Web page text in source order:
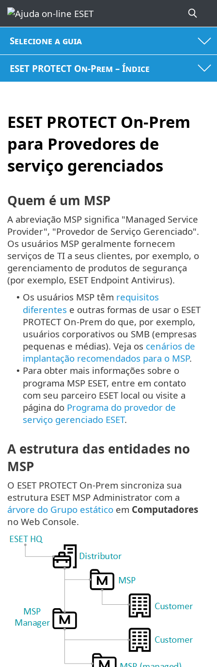
Selecione a guia
ESET PROTECT On-Prem – Índice
ESET PROTECT On-Prem
para Provedores de
serviço gerenciados
Quem é um MSP
A abreviação MSP significa "Managed Service
Provider", "Provedor de Serviço Gerenciado".
Os usuários MSP geralmente fornecem
serviços de TI a seus clientes, por exemplo, o
gerenciamento de produtos de segurança
(por exemplo, ESET Endpoint Antivirus).
• Os usuários MSP têm requisitos
diferentes e outras formas de usar o ESET
PROTECT On-Prem do que, por exemplo,
usuários corporativos ou SMB (empresas
pequenas e médias). Veja os cenários de
implantação recomendados para o MSP.
• Para obter mais informações sobre o
programa MSP ESET, entre em contato
com seu parceiro ESET local ou visite a
página do Programa do provedor de
serviço gerenciado ESET.
A estrutura das entidades no
MSP
O ESET PROTECT On-Prem sincroniza sua
estrutura ESET MSP Administrator com a
árvore do Grupo estático em Computadores
no Web Console.